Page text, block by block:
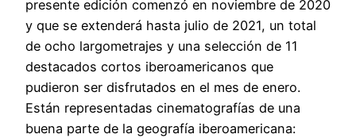
presente edición comenzó en noviembre de 2020
y que se extenderá hasta julio de 2021, un total
de ocho largometrajes y una selección de 11
destacados cortos iberoamericanos que
pudieron ser disfrutados en el mes de enero.
Están representadas cinematografías de una
buena parte de la geografía iberoamericana: